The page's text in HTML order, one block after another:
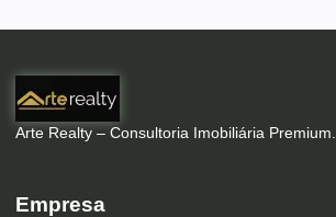
Arte Realty – Consultoria Imobiliária Premium.
Empresa